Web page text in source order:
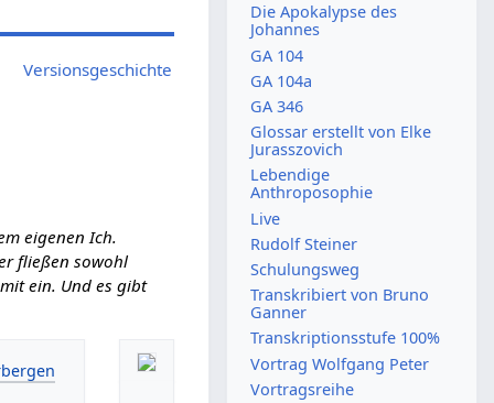
Versionsgeschichte
eigenen Ich.
fließen sowohl
ein. Und es gibt
Die Apokalypse des
Johannes
GA 104
GA 104a
GA 346
Glossar erstellt von Elke
Jurasszovich
Lebendige
Anthroposophie
Live
Rudolf Steiner
Schulungsweg
Transkribiert von Bruno
Ganner
Transkriptionsstufe 100%
Vortrag Wolfgang Peter
Vortragsreihe